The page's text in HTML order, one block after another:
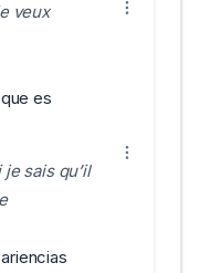
veux
es
sais qu’il